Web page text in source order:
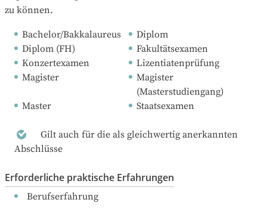
zu können.
Bachelor/Bakkalaureus
Diplom
Diplom (FH)
Fakultätsexamen
Konzertexamen
Lizentiatenprüfung
Magister
Magister
(Masterstudiengang)
Master
Staatsexamen
Gilt auch für die als gleichwertig anerkannten
Abschlüsse
Erforderliche praktische Erfahrungen
  Berufserfahrung